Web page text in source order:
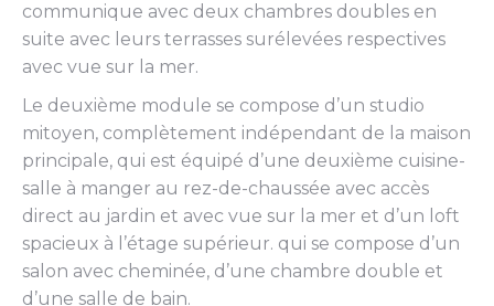
communique avec deux chambres doubles en
suite avec leurs terrasses surélevées respectives
avec vue sur la mer.
Le deuxième module se compose d’un studio
mitoyen, complètement indépendant de la maison
principale, qui est équipé d’une deuxième cuisine-
salle à manger au rez-de-chaussée avec accès
direct au jardin et avec vue sur la mer et d’un loft
spacieux à l’étage supérieur. qui se compose d’un
salon avec cheminée, d’une chambre double et
d’une salle de bain.